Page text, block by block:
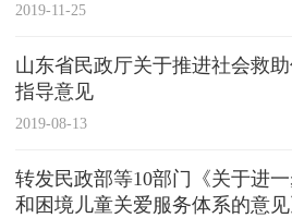
2019-11-25
山东省民政厅关于推进社会救
指导意见
2019-08-13
转发民政部等10部门《关于进
和困境儿童关爱服务体系的意